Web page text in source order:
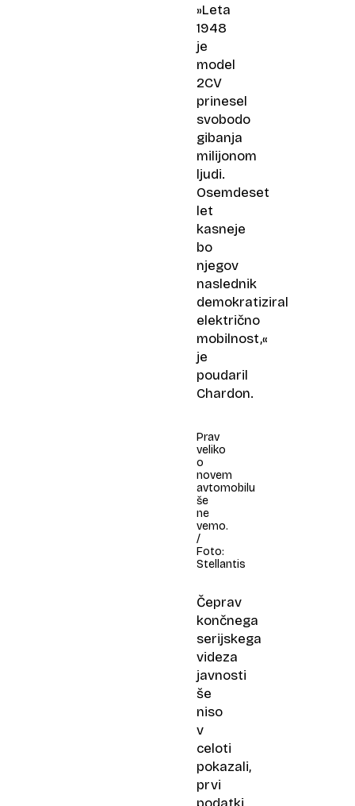
»Leta
1948
je
model
2CV
prinesel
svobodo
gibanja
milijonom
ljudi.
Osemdeset
let
kasneje
bo
njegov
naslednik
demokratiziral
električno
mobilnost,«
je
poudaril
Chardon.
Prav
veliko
o
novem
avtomobilu
še
ne
vemo.
/
Foto:
Stellantis
Čeprav
končnega
serijskega
videza
javnosti
še
niso
v
celoti
pokazali,
prvi